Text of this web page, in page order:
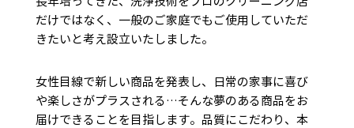
だけではなく、一般のご家庭でもご使用していただ
きたいと考え設立いたしました。
女性目線で新しい商品を発表し、日常の家事に喜び
や楽しさがプラスされる…そんな夢のある商品をお
届けできることを目指します。品質にこだわり、本